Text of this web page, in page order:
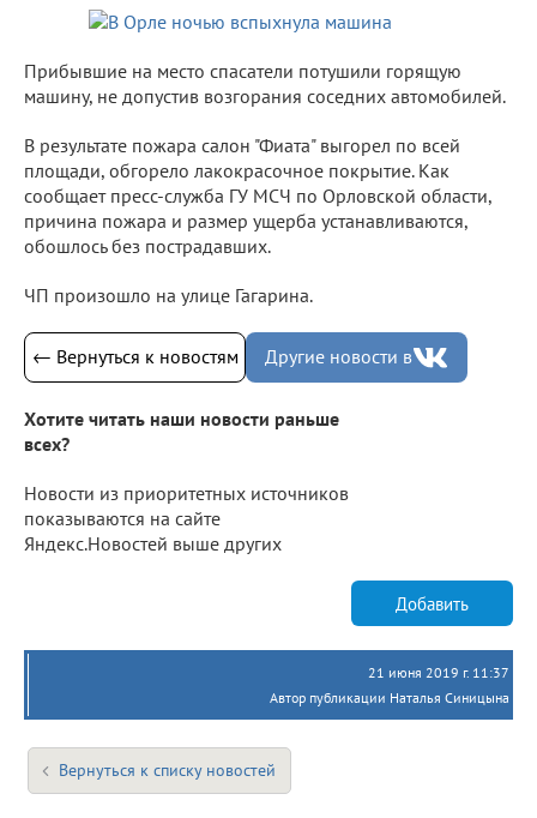
Прибывшие на место спасатели потушили горящую
машину, не допустив возгорания соседних автомобилей.
В результате пожара салон "Фиата" выгорел по всей
площади, обгорело лакокрасочное покрытие. Как
сообщает пресс-служба ГУ МСЧ по Орловской области,
причина пожара и размер ущерба устанавливаются,
обошлось без пострадавших.
ЧП произошло на улице Гагарина.
← Вернуться к новостям Другие новости в
Хотите читать наши новости раньше
всех?
Новости из приоритетных источников
показываются на сайте
Яндекс.Новостей выше других
Добавить
21 июня 2019 г. 11:37
Автор публикации Наталья Синицына
Вернуться к списку новостей